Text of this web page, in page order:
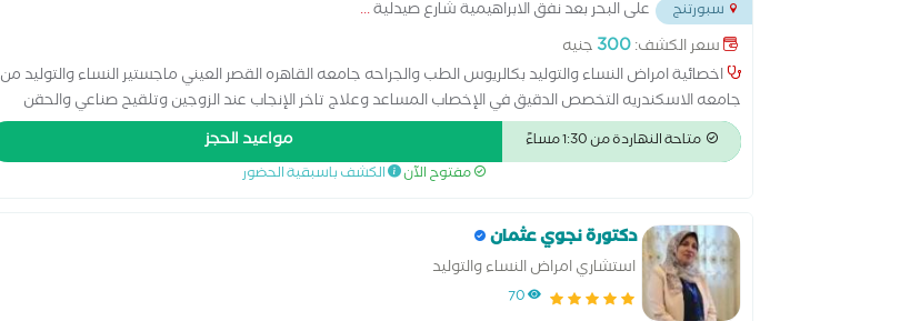
سبورتنج على البحر بعد نفق الابراهيمية شارع صيدلية...
سعر الكشف:300 جنيه
اخصائية امراض النساء والتوليد بكالريوس الطب والجراحه جامعه القاهره القصر العيني ماجستير النساء والتوليد من
جامعه الاسكندريه التخصص الدقيق في الإخصاب المساعد وعلاج تاخر الإنجاب عند الزوجين وتلقيح صناعي والحقن
المجهري
متاحة النهاردة من 1:30 مساءً مواعيد الحجز
مفتوح الآن الكشف باسبقية الحضور
دكتورة نجوي عثمان
استشاري امراض النساء والتوليد
70